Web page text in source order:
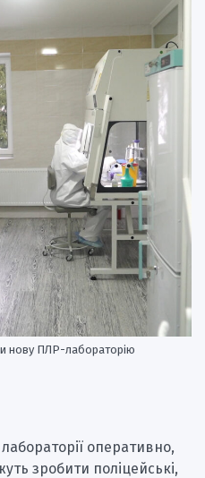
нову ПЛР-лабораторію
оперативно,
зробити поліцейські,